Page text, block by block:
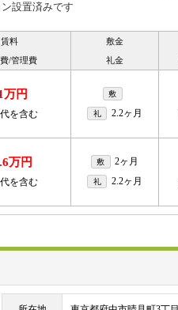
設置済みです
賃料
/管理費
敷金
礼金
万円
を含む
敷
礼 2.2ヶ月
万円
を含む
敷 2ヶ月
礼 2.2ヶ月